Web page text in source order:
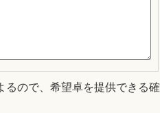
るので、希望卓を提供できる確